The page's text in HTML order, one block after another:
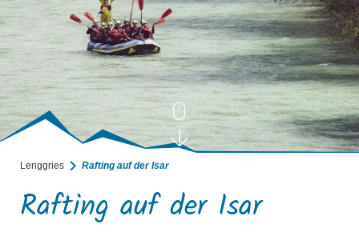
Lenggries Rafting auf der Isar
Rafting auf der Isar